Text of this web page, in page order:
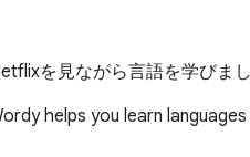
を見ながら言語を学びま
helps you learn